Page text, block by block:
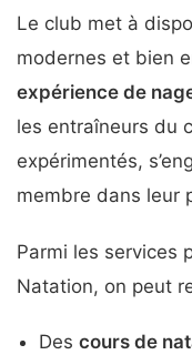
Le club met à
modernes et bien
expérience de
les entraîneurs du
expérimentés,
membre dans leur
Parmi les services
Natation, on peut
Des cours de